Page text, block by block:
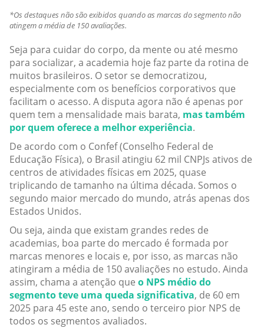
*Os destaques não são exibidos quando as marcas do segmento não
atingem a média de 150 avaliações.
Seja para cuidar do corpo, da mente ou até mesmo
para socializar, a academia hoje faz parte da rotina de
muitos brasileiros. O setor se democratizou,
especialmente com os benefícios corporativos que
facilitam o acesso. A disputa agora não é apenas por
quem tem a mensalidade mais barata, mas também
por quem oferece a melhor experiência.
De acordo com o Confef (Conselho Federal de
Educação Física), o Brasil atingiu 62 mil CNPJs ativos de
centros de atividades físicas em 2025, quase
triplicando de tamanho na última década. Somos o
segundo maior mercado do mundo, atrás apenas dos
Estados Unidos.
Ou seja, ainda que existam grandes redes de
academias, boa parte do mercado é formada por
marcas menores e locais e, por isso, as marcas não
atingiram a média de 150 avaliações no estudo. Ainda
assim, chama a atenção que o NPS médio do
segmento teve uma queda significativa, de 60 em
2025 para 45 este ano, sendo o terceiro pior NPS de
todos os segmentos avaliados.